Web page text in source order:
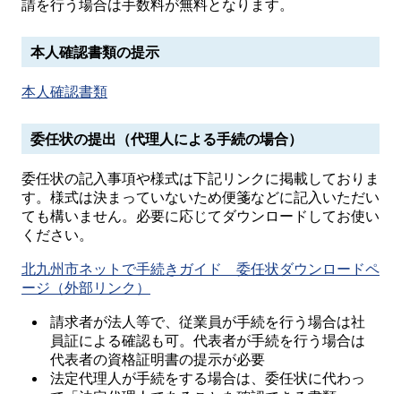
請を行う場合は手数料が無料となります。
本人確認書類の提示
本人確認書類
委任状の提出（代理人による手続の場合）
委任状の記入事項や様式は下記リンクに掲載しておりま
す。様式は決まっていないため便箋などに記入いただい
ても構いません。必要に応じてダウンロードしてお使い
ください。
北九州市ネットで手続きガイド 委任状ダウンロードペ
ージ（外部リンク）
請求者が法人等で、従業員が手続を行う場合は社
員証による確認も可。代表者が手続を行う場合は
代表者の資格証明書の提示が必要
法定代理人が手続をする場合は、委任状に代わっ